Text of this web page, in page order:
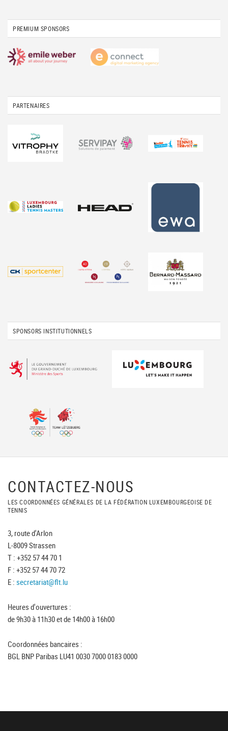
PREMIUM SPONSORS
PARTENAIRES
SPONSORS INSTITUTIONNELS
CONTACTEZ-NOUS
LES COORDONNÉES GÉNÉRALES DE LA FÉDÉRATION LUXEMBOURGEOISE DE
TENNIS
3, route d'Arlon
L-8009 Strassen
T : +352 57 44 70 1
F : +352 57 44 70 72
E : secretariat@flt.lu
Heures d'ouvertures :
de 9h30 à 11h30 et de 14h00 à 16h00
Coordonnées bancaires :
BGL BNP Paribas LU41 0030 7000 0183 0000